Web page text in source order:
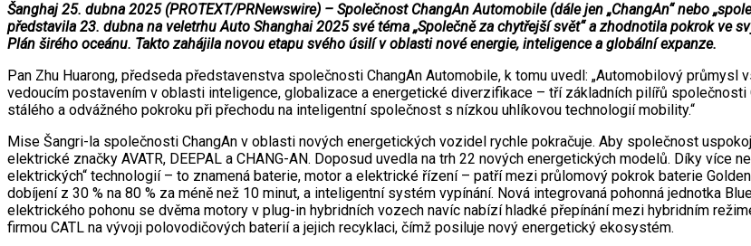
Šanghaj 25. dubna 2025 (PROTEXT/PRNewswire) – Společnost ChangAn Automobile (dále jen „ChangAn“ nebo
představila 23. dubna na veletrhu Auto Shanghai 2025 své téma „Společně za chytřejší svět“ a zhodnotila pokrok ve
Plán širého oceánu. Takto zahájila novou etapu svého úsilí v oblasti nové energie, inteligence a globální expanze.
Pan Zhu Huarong, předseda představenstva společnosti ChangAn Automobile, k tomu uvedl: „Automobilový průmysl
vedoucím postavením v oblasti inteligence, globalizace a energetické diverzifikace – tří základních pilířů
stálého a odvážného pokroku při přechodu na inteligentní společnost s nízkou uhlíkovou technologií mobility.“
Mise Šangri-la společnosti ChangAn v oblasti nových energetických vozidel rychle pokračuje. Aby společnost
elektrické značky AVATR, DEEPAL a CHANG-AN. Doposud uvedla na trh 22 nových energetických modelů. Díky
elektrických“ technologií – to znamená baterie, motor a elektrické řízení – patří mezi průlomový pokrok baterie
dobíjení z 30 % na 80 % za méně než 10 minut, a inteligentní systém vypínání. Nová integrovaná pohonná jednotka
elektrického pohonu se dvěma motory v plug-in hybridních vozech navíc nabízí hladké přepínání mezi hybridním
firmou CATL na vývoji polovodičových baterií a jejich recyklaci, čímž posiluje nový energetický ekosystém.